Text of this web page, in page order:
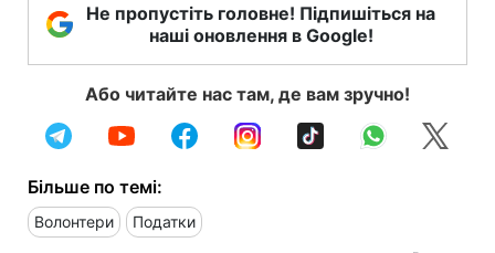
Не пропустіть головне! Підпишіться на
наші оновлення в Google!
Або читайте нас там, де вам зручно!
Більше по темі:
Волонтери Податки